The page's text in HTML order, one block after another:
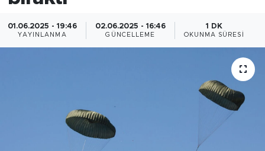
01.06.2025 - 19:46
YAYINLANMA
02.06.2025 - 16:46
GÜNCELLEME
1 DK
OKUNMA SÜRESI
Bilim ve Teknoloji